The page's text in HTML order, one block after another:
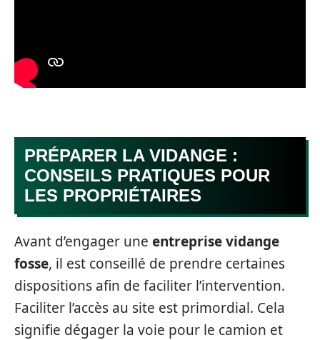
PRÉPARER LA VIDANGE :
CONSEILS PRATIQUES POUR
LES PROPRIÉTAIRES
Avant d’engager une entreprise vidange
fosse, il est conseillé de prendre certaines
dispositions afin de faciliter l’intervention.
Faciliter l’accès au site est primordial. Cela
signifie dégager la voie pour le camion et